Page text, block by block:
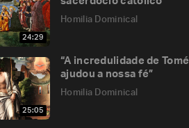
24:29
Homilia Dominical
25:05
“A incredulidade de Tomé
ajudou a nossa fé”
Homilia Dominical